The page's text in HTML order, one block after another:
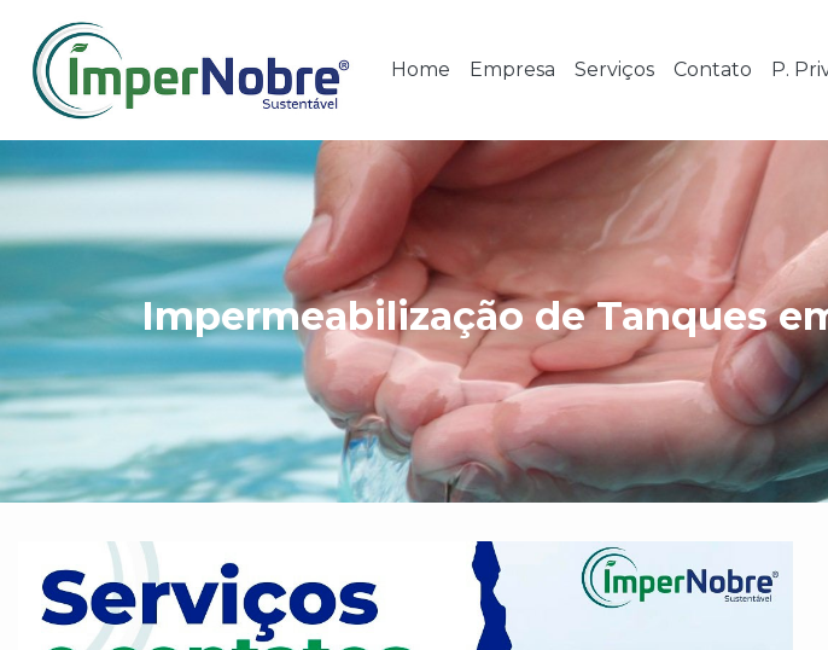
Home Empresa Serviços Contato P.
Impermeabilização de Tanques